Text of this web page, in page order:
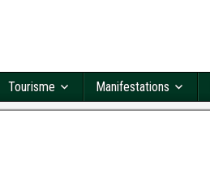
Tourisme Manifestations